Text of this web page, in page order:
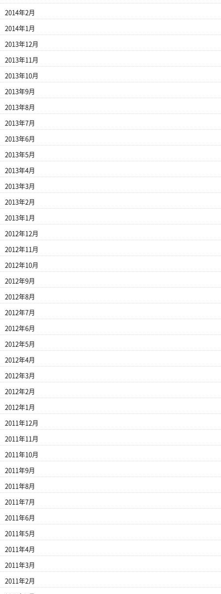
2014年2月
2014年1月
2013年12月
2013年11月
2013年10月
2013年9月
2013年8月
2013年7月
2013年6月
2013年5月
2013年4月
2013年3月
2013年2月
2013年1月
2012年12月
2012年11月
2012年10月
2012年9月
2012年8月
2012年7月
2012年6月
2012年5月
2012年4月
2012年3月
2012年2月
2012年1月
2011年12月
2011年11月
2011年10月
2011年9月
2011年8月
2011年7月
2011年6月
2011年5月
2011年4月
2011年3月
2011年2月